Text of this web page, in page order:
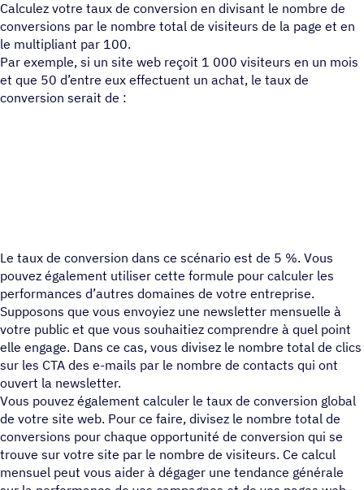
Calculez votre taux de conversion en divisant le nombre de
conversions par le nombre total de visiteurs de la page et en
le multipliant par 100.
Par exemple, si un site web reçoit 1 000 visiteurs en un mois
et que 50 d’entre eux effectuent un achat, le taux de
conversion serait de :
Le taux de conversion dans ce scénario est de 5 %. Vous
pouvez également utiliser cette formule pour calculer les
performances d’autres domaines de votre entreprise.
Supposons que vous envoyiez une newsletter mensuelle à
votre public et que vous souhaitiez comprendre à quel point
elle engage. Dans ce cas, vous divisez le nombre total de clics
sur les CTA des e-mails par le nombre de contacts qui ont
ouvert la newsletter.
Vous pouvez également calculer le taux de conversion global
de votre site web. Pour ce faire, divisez le nombre total de
conversions pour chaque opportunité de conversion qui se
trouve sur votre site par le nombre de visiteurs. Ce calcul
mensuel peut vous aider à dégager une tendance générale